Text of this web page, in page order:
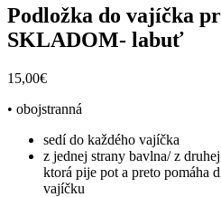
Podložka do vajíčka
SKLADOM- labuť
15,00€
• obojstranná
sedí do každého vajíčka
z jednej strany bavlna/ z
ktorá pije pot a preto pomáha
vajíčku